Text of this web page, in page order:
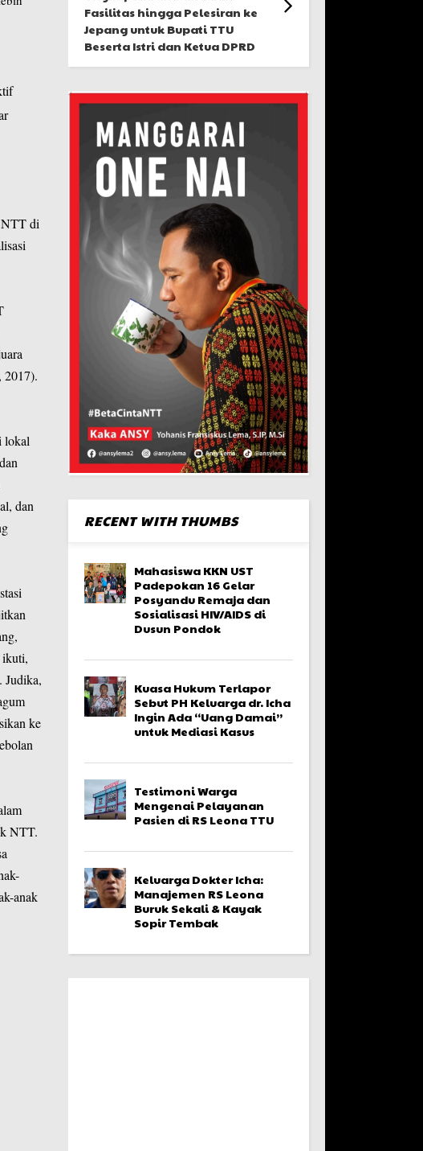
NTT di
2017).
lokal
dan
ikuti,
Judika,
ke
NTT.
anak
Fasilitas hingga Pelesiran ke
Jepang untuk Bupati TTU
Beserta Istri dan Ketua DPRD
RECENT WITH THUMBS
Mahasiswa KKN UST
Padepokan 16 Gelar
Posyandu Remaja dan
Sosialisasi HIV/AIDS di
Dusun Pondok
Kuasa Hukum Terlapor
Sebut PH Keluarga dr. Icha
Ingin Ada “Uang Damai”
untuk Mediasi Kasus
Testimoni Warga
Mengenai Pelayanan
Pasien di RS Leona TTU
Keluarga Dokter Icha:
Manajemen RS Leona
Buruk Sekali & Kayak
Sopir Tembak